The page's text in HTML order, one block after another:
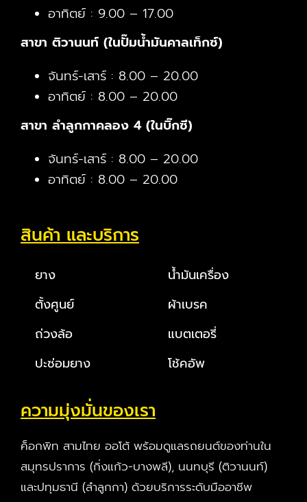
อาทิตย์ : 9.00 – 17.00
สาขา ติวานนท์ (ในปั๊มน้ำมันคาลเท็กซ์)
จันทร์-เสาร์ : 8.00 – 20.00
อาทิตย์ : 8.00 – 20.00
สาขา ลำลูกกาคลอง 4 (ในบิ๊กซี)
จันทร์-เสาร์ : 8.00 – 20.00
อาทิตย์ : 8.00 – 20.00
สินค้า และบริการ
ยาง
ตั้งศูนย์
ถ่วงล้อ
ปะซ่อมยาง
น้ำมันเครื่อง
ผ้าเบรค
แบตเตอรี่
โช้คอัพ
ความมุ่งมั่นของเรา
ค็อกพิท สามไทย ออโต้ พร้อมดูแลรถยนต์ของท่านใน
สมุทรปราการ (กิ่งแก้ว-บางพลี), นนทบุรี (ติวานนท์)
และปทุมธานี (ลำลูกกา) ด้วยบริการระดับมืออาชีพ